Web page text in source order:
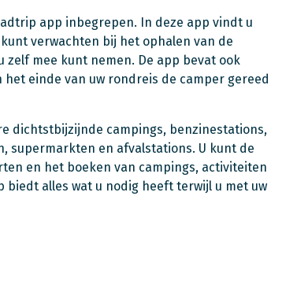
app inbegrepen. In deze app vindt u
verwachten bij het ophalen van de
mee kunt nemen. De app bevat ook
einde van uw rondreis de camper gereed
dichtstbijzijnde campings, benzinestations,
supermarkten en afvalstations. U kunt de
en het boeken van campings, activiteiten
biedt alles wat u nodig heeft terwijl u met uw